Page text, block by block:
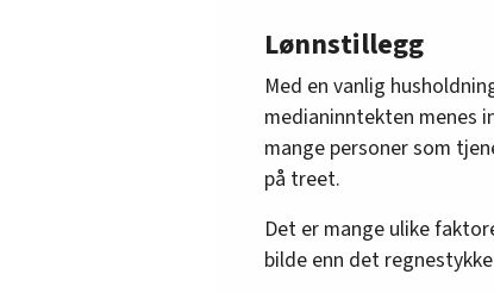
Lønnstillegg
Med en vanlig
medianinntekten menes
mange personer som
på treet.
Det er mange ulike
bilde enn det